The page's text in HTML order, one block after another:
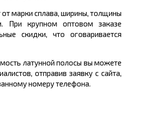
от марки сплава, ширины, толщины
При крупном оптовом заказе
скидки, что оговаривается
латунной полосы вы можете
отправив заявку с сайта,
номеру телефона.